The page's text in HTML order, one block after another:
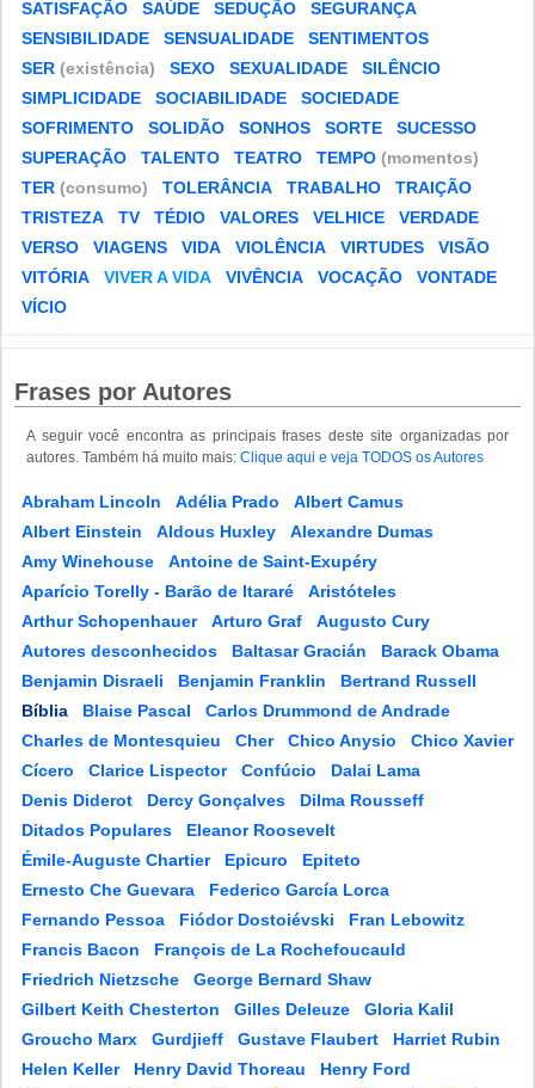
SATISFAÇÃO
SAÚDE SEDUÇÃO
SEGURANÇA
SENSIBILIDADE
SENSUALIDADE
SENTIMENTOS
SER (existência) SEXO SEXUALIDADE
SILÊNCIO
SIMPLICIDADE
SOCIABILIDADE
SOCIEDADE
SOFRIMENTO
SOLIDÃO SONHOS SORTE
SUCESSO
SUPERAÇÃO
TALENTO TEATRO TEMPO (momentos)
TER (consumo) TOLERÂNCIA TRABALHO
TRAIÇÃO
TRISTEZA
TV TÉDIO VALORES VELHICE
VERDADE
VERSO
VIAGENS VIDA VIOLÊNCIA VIRTUDES
VISÃO
VITÓRIA
VIVER A VIDA VIVÊNCIA VOCAÇÃO
VONTADE
VÍCIO
Frases por Autores
A seguir você encontra as principais frases deste site organizadas por
autores. Também há muito mais: Clique aqui e veja TODOS os Autores
Abraham Lincoln Adélia Prado
Albert Camus
Albert Einstein
Aldous Huxley
Alexandre Dumas
Amy Winehouse
Antoine de Saint-Exupéry
Aparício Torelly - Barão de Itararé
Aristóteles
Arthur Schopenhauer
Arturo Graf
Augusto Cury
Autores desconhecidos
Baltasar Gracián
Barack Obama
Benjamin Disraeli
Benjamin Franklin
Bertrand Russell
Bíblia
Blaise Pascal
Carlos Drummond de Andrade
Charles de Montesquieu
Cher Chico Anysio
Chico Xavier
Cícero
Clarice Lispector Confúcio
Dalai Lama
Denis Diderot
Dercy Gonçalves
Dilma Rousseff
Ditados Populares
Eleanor Roosevelt
Émile-Auguste Chartier
Epicuro
Epiteto
Ernesto Che Guevara
Federico García Lorca
Fernando Pessoa
Fiódor Dostoiévski
Fran Lebowitz
Francis Bacon
François de La Rochefoucauld
Friedrich Nietzsche
George Bernard Shaw
Gilbert Keith Chesterton
Gilles Deleuze
Gloria Kalil
Groucho Marx
Gurdjieff Gustave Flaubert
Harriet Rubin
Helen Keller
Henry David Thoreau
Henry Ford